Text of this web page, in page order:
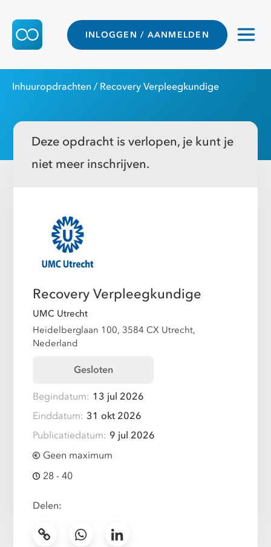
INLOGGEN / AANMELDEN
Inhuuropdrachten / Recovery Verpleegkundige
Deze opdracht is verlopen, je kunt je
niet meer inschrijven.
Recovery Verpleegkundige
UMC Utrecht
Heidelberglaan 100, 3584 CX Utrecht,
Nederland
Gesloten
Begindatum: 13 jul 2026
Einddatum: 31 okt 2026
Publicatiedatum: 9 jul 2026
Geen maximum
28 - 40
Delen: